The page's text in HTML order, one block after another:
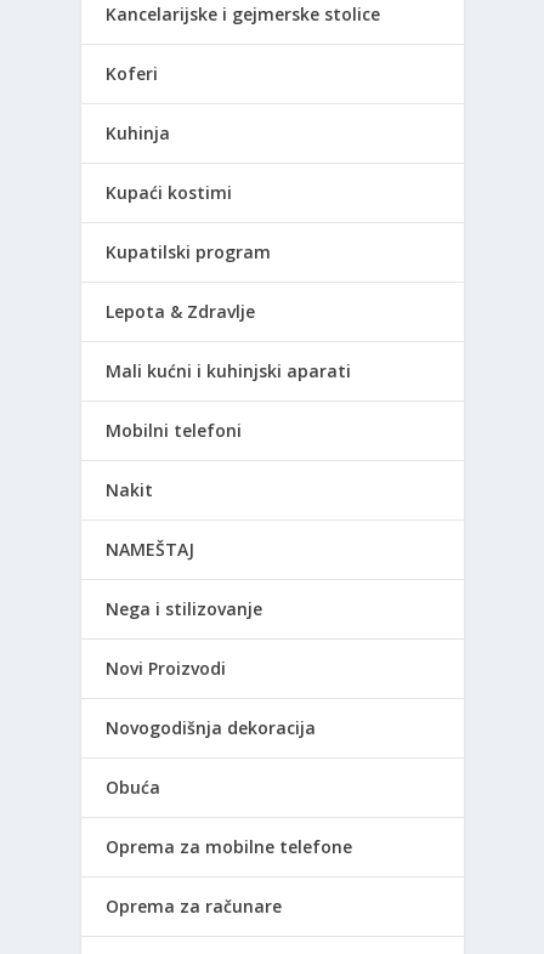
Kancelarijske i gejmerske stolice
Koferi
Kuhinja
Kupaći kostimi
Kupatilski program
Lepota & Zdravlje
Mali kućni i kuhinjski aparati
Mobilni telefoni
Nakit
NAMEŠTAJ
Nega i stilizovanje
Novi Proizvodi
Novogodišnja dekoracija
Obuća
Oprema za mobilne telefone
Oprema za računare